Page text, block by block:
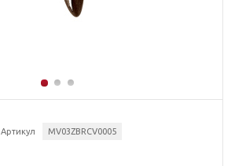
Артикул MV03ZBRCV0005